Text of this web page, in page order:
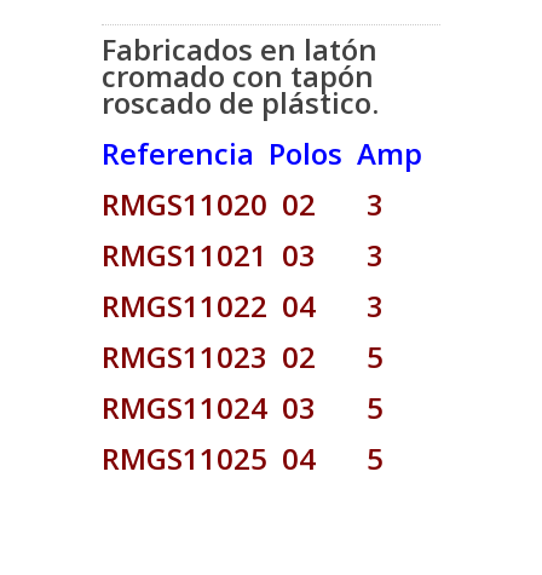
Fabricados en latón
cromado con tapón
roscado de plástico.
Referencia Polos Amp
RMGS11020 02 3
RMGS11021 03 3
RMGS11022 04 3
RMGS11023 02 5
RMGS11024 03 5
RMGS11025 04 5